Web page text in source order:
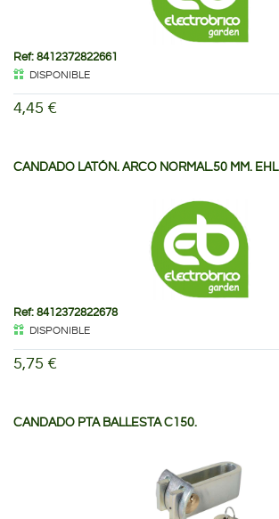
Ref: 8412372822661
DISPONIBLE
4,45 €
CANDADO LATÓN. ARCO NORMAL.50 MM. EHL
Ref: 8412372822678
DISPONIBLE
5,75 €
CANDADO PTA BALLESTA C150.